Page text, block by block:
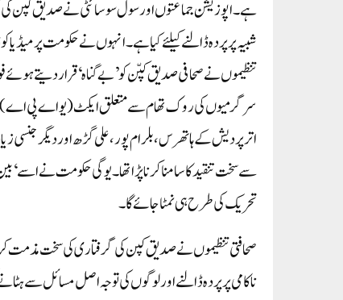
ہے۔اپوزیشن جماعتوں اور سول سوسائٹی نے صدیق کپن کی
شبیہ پر پردہ ڈالنے کیلئے کیا ہے۔ انہوں نے حکومت پر
تنظیموں نے صحافی صدیق کپّن کو’بے گناہ‘ قراردیتے ہوئے
سرگرمیوں کی روک تھام سے متعلق ایکٹ (یو اے پی اے)
اترپردیش کے ہاتھرس، بلرام پور، علی گڑھ اور دیگر جنسی
سے سخت تنقید کا سامنا کرنا پڑا تھا۔ یوگی حکومت نے اسے
تحریک کی طرح ہی نمٹا جائے گا۔
صحافتی تنظیموں نے صدیق کپن کی گرفتار ی کی سخت مذمت
ناکامی پر پردہ ڈالنے اور لوگوں کی توجہ اصل مسائل